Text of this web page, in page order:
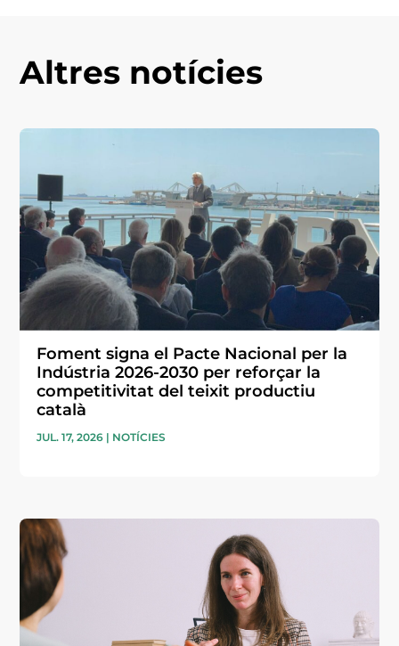
Altres notícies
Foment signa el Pacte Nacional per la
Indústria 2026-2030 per reforçar la
competitivitat del teixit productiu
català
JUL. 17, 2026 | NOTÍCIES